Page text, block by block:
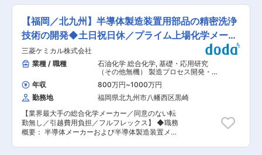
す。 製造された製品が仕様通りかどうか確認し、
異常や変化点があった時には分析を行い、改善を
実施、不良率の低減や不良品流出防止を計画およ
び実施いただきます。定期的に品質確認ができる
体制をとり、工程で不良が発生した時には社内で
発見・対処できる様に対策を行い、お客様のもと
へ不良品を出荷しない様にしていただきます。 ■
業務詳細： ・プラスチック家庭日用品を作る工場
の工程品質管理 ・工程内の不良調査、分析 ・不
良再発防止策の検討・決定、作業内容の徹底 ・作
業手順の検討、手順書作成、作業現場への徹底 ■
入社後の流れ： OJTで先輩社員から学び、生産現
場の知識や業務内容を覚えていただきますので、
安心して業務に取り組むことができます。 ■扱う
製品： （例）キッチン用品・ダイニング用品・リ
ビング用品・サニタリー用品・ランドリー用品・
【福岡／北九州】半導体製造装置用部品の精密洗浄
技術の開発◆土日祝日休／プライム上場化学メーカ
ー
三菱ケミカル株式会社
業種 / 職種
石油化学 総合化学, 基礎・応用研究
（その他無機） 製造プロセス開発・工
法開発（半導体・太陽光・液晶・LED
など）
年収 800万円~1000万円
勤務地
福岡県北九州市八幡西区黒崎
【業界最大手の総合化学メーカー／同意のない転
勤無し／引越費用負担／フルフレックス】 ◆職務
概要： 半導体メーカーおよび半導体製造装置メー